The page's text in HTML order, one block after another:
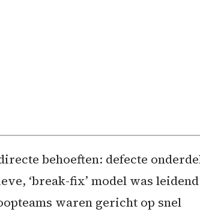
behoeften: defecte
‘break-fix’ model was
waren gericht op snel